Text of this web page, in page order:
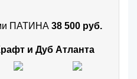
ПАТИНА 38 500 руб.
и Дуб Атланта